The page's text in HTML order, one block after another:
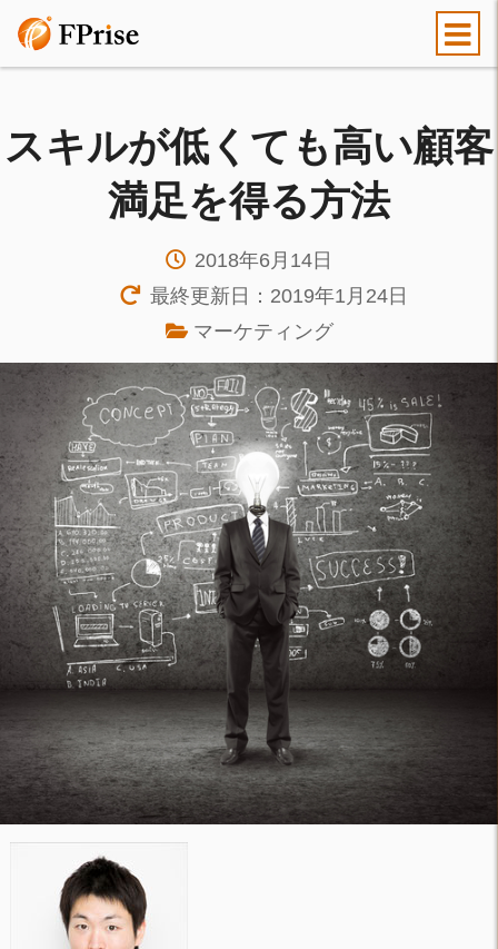
スキルが低くても高い顧客
満足を得る方法
2018年6月14日
最終更新日：2019年1月24日
マーケティング